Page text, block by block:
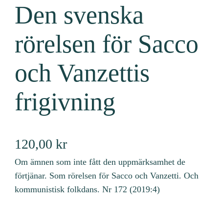
Den svenska
rörelsen för Sacco
och Vanzettis
frigivning
120,00kr
Om ämnen som inte fått den uppmärksamhet de
förtjänar. Som rörelsen för Sacco och Vanzetti. Och
kommunistisk folkdans. Nr 172 (2019:4)